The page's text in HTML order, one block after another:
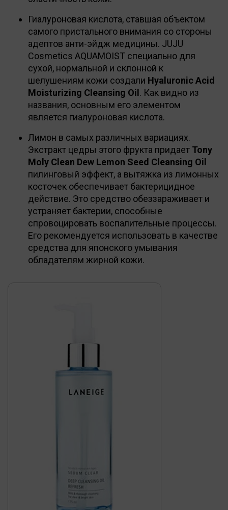
Гиалуроновая кислота, ставшая объектом
самого пристального внимания со стороны
адептов анти-эйдж медицины. JUJU
Cosmetics AQUAMOIST специально для
сухой, нормальной и склонной к
шелушениям кожи создали Hyaluronic Acid
Moisturizing Cleansing Oil . Как видно из
названия, основным его элементом
является гиалуроновая кислота.
Лимон в самых различных вариациях.
Экстракт цедры этого фрукта придает Tony
Moly Clean Dew Lemon Seed Cleansing Oil
пилинговый эффект, а вытяжка из лимонных
косточек обеспечивает бактерицидное
действие. Это средство обеззараживает и
устраняет бактерии, способные
спровоцировать воспалительные процессы.
Его рекомендуется использовать в качестве
средства для японского умывания
обладателям жирной кожи.